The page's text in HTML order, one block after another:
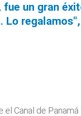
fue un gran
Lo
el Canal de Panamá